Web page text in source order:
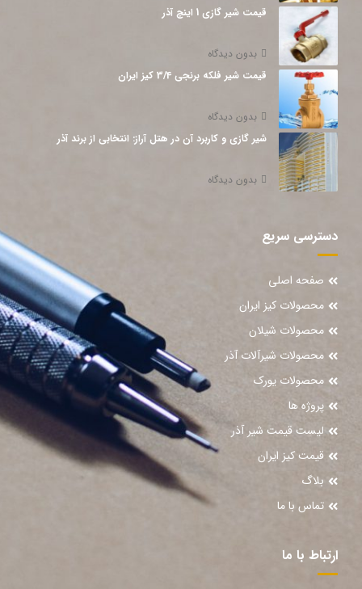
قیمت شیر گازی 1 اینچ آذر
بدون دیدگاه
قیمت شیر فلکه برنجی 3/4 کیز ایران
بدون دیدگاه
شیر گازی و کاربرد آن در هتل آراز: انتخابی از برند آذر
بدون دیدگاه
دسترسی سریع
صفحه اصلی
محصولات کیز ایران
محصولات شیلان
محصولات شیرآلات آذر
محصولات یورک
پروژه ها
لیست قیمت شیر آذر
قیمت کیز ایران
بلاگ
تماس با ما
ارتباط با ما